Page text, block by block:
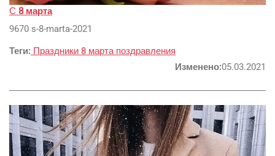
С 8 марта
9670 s-8-marta-2021
Теги: Праздники 8 марта поздравления
Изменено:05.03.2021